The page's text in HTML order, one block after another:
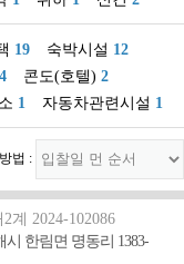
19 숙박시설 12
4 콘도(호텔) 2
1 자동차관련시설 1
법 :
계 2024-102086
시 한림면 명동리 1383-